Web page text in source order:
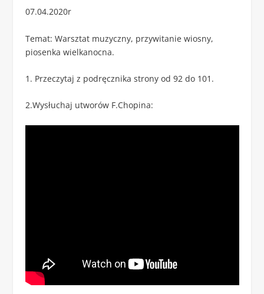
07.04.2020r
Temat: Warsztat muzyczny, przywitanie wiosny,
piosenka wielkanocna.
1. Przeczytaj z podręcznika strony od 92 do 101.
2.Wysłuchaj utworów F.Chopina: